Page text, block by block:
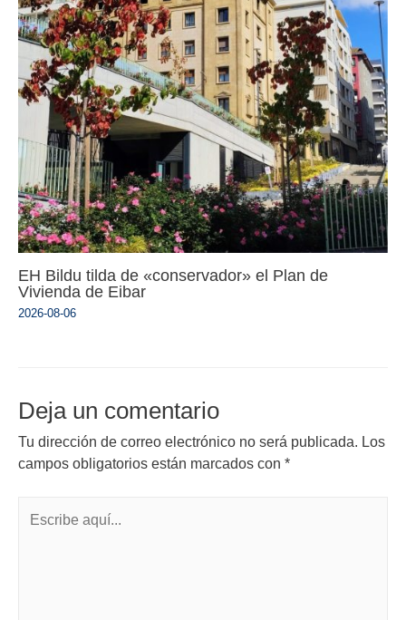
EH Bildu tilda de «conservador» el Plan de
Vivienda de Eibar
2026-08-06
Deja un comentario
Tu dirección de correo electrónico no será publicada. Los
campos obligatorios están marcados con *